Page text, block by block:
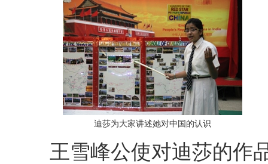
迪莎为大家讲述她对中国的认识
王雪峰公使对迪莎的作品